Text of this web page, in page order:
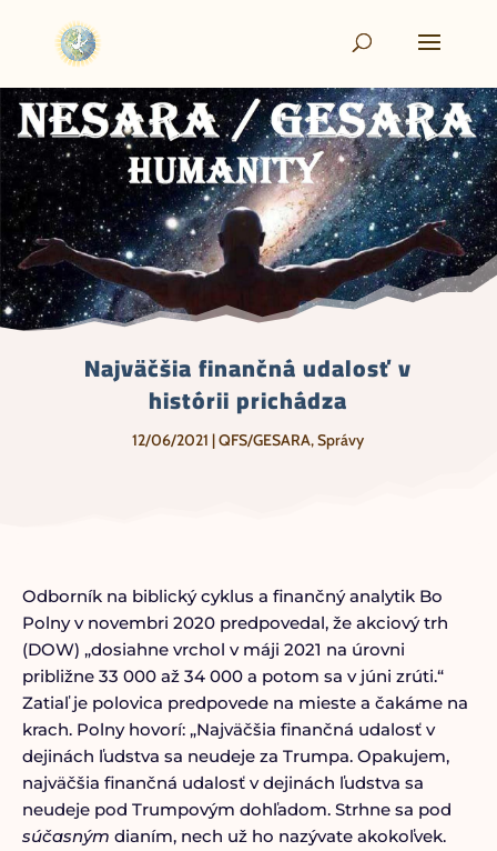
Najväčšia finančná udalosť v
histórii prichádza
12/06/2021 |QFS/GESARA,Správy
Odborník na biblický cyklus a finančný analytik Bo
Polny v novembri 2020 predpovedal, že akciový trh
(DOW) „dosiahne vrchol v máji 2021 na úrovni
približne 33 000 až 34 000 a potom sa v júni zrúti.“
Zatiaľ je polovica predpovede na mieste a čakáme na
krach. Polny hovorí: „Najväčšia finančná udalosť v
dejinách ľudstva sa neudeje za Trumpa. Opakujem,
najväčšia finančná udalosť v dejinách ľudstva sa
neudeje pod Trumpovým dohľadom. Strhne sa pod
súčasným dianím, nech už ho nazývate akokoľvek.